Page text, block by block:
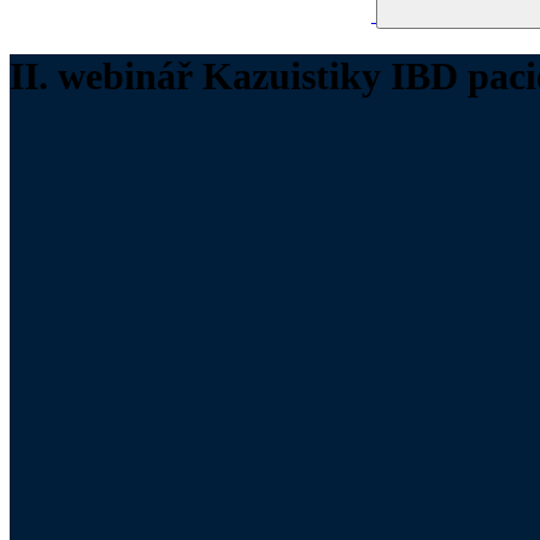
II. webinář Kazuistiky IBD